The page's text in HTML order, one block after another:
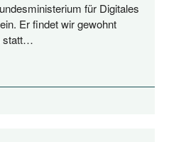
für Digi­ta­les
Er fin­det wir gewohnt
statt…